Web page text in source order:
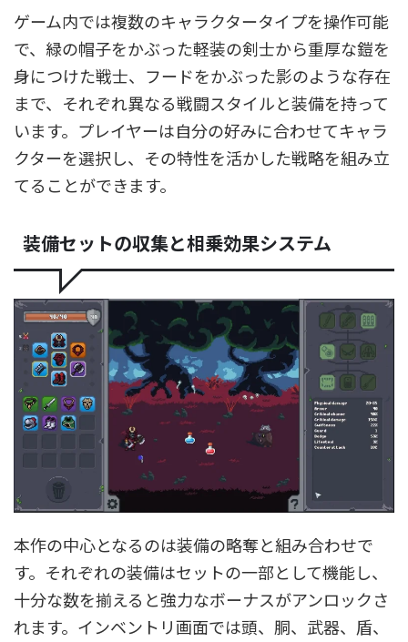
ゲーム内では複数のキャラクタータイプを操作可能
で、緑の帽子をかぶった軽装の剣士から重厚な鎧を
身につけた戦士、フードをかぶった影のような存在
まで、それぞれ異なる戦闘スタイルと装備を持って
います。プレイヤーは自分の好みに合わせてキャラ
クターを選択し、その特性を活かした戦略を組み立
てることができます。
装備セットの収集と相乗効果システム
本作の中心となるのは装備の略奪と組み合わせで
す。それぞれの装備はセットの一部として機能し、
十分な数を揃えると強力なボーナスがアンロックさ
れます。インベントリ画面では頭、胴、武器、盾、